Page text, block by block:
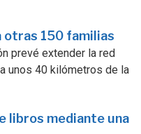
otras 150 familias
prevé extender la red
unos 40 kilómetros de la
libros mediante una